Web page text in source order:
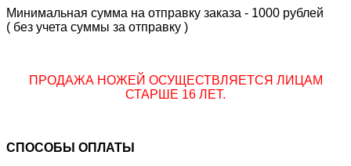
Минимальная сумма на отправку заказа - 1000 рублей
( без учета суммы за отправку )
ПРОДАЖА НОЖЕЙ ОСУЩЕСТВЛЯЕТСЯ ЛИЦАМ
СТАРШЕ 16 ЛЕТ.
СПОСОБЫ ОПЛАТЫ